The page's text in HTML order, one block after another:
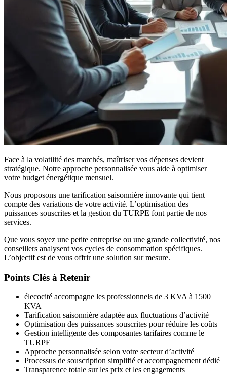
Face à la volatilité des marchés, maîtriser vos dépenses devient
stratégique. Notre approche personnalisée vous aide à optimiser
votre budget énergétique mensuel.
Nous proposons une tarification saisonnière innovante qui tient
compte des variations de votre activité. L’optimisation des
puissances souscrites et la gestion du TURPE font partie de nos
services.
Que vous soyez une petite entreprise ou une grande collectivité, nos
conseillers analysent vos cycles de consommation spécifiques.
L’objectif est de vous offrir une solution sur mesure.
Points Clés à Retenir
élecocité accompagne les professionnels de 3 KVA à 1500
KVA
Tarification saisonnière adaptée aux fluctuations d’activité
Optimisation des puissances souscrites pour réduire les coûts
Gestion intelligente des composantes tarifaires comme le
TURPE
Approche personnalisée selon votre secteur d’activité
Processus de souscription simplifié et accompagnement dédié
Transparence totale sur les prix et les engagements